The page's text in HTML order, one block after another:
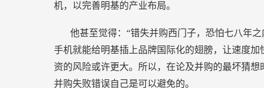
机，以完善明基的产业布局。
他甚至觉得：“错失并购西门子，恐怕七八年
手机就能给明基插上品牌国际化的翅膀，让速度加
资的风险或许更大。所以，在论及并购的最坏猜
并购失败错误自己是可以避免的。